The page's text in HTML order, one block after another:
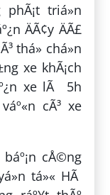
triá»n
ÄÃ¢y ÄÃ£
thá» chá»n
xe khÃ¡ch
xe lÃ 5h
váº«n cÃ³ xe
báº¡n cÅ©ng
tá»« HÃ